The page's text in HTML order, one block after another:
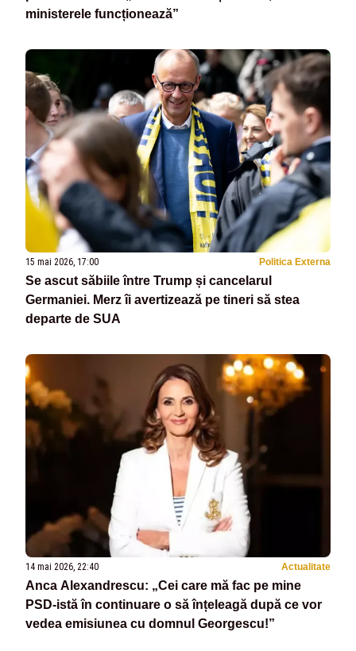
ministerele funcționează”
15 mai 2026, 17:00 Politica Externa
Se ascut săbiile între Trump și cancelarul
Germaniei. Merz îi avertizează pe tineri să stea
departe de SUA
14 mai 2026, 22:40 Actualitate
Anca Alexandrescu: „Cei care mă fac pe mine
PSD-istă în continuare o să înțeleagă după ce vor
vedea emisiunea cu domnul Georgescu!”